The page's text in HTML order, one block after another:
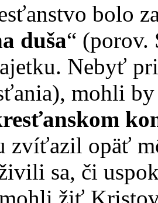
bolo
duša“ (porov.
Nebyť
mohli
zvíťazil opäť
sa, či
žiť